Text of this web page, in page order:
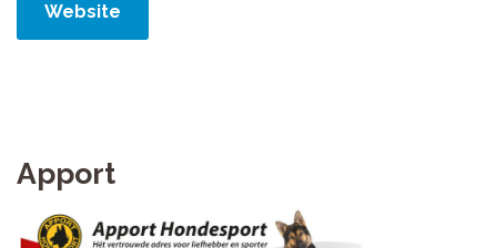
Website
Apport